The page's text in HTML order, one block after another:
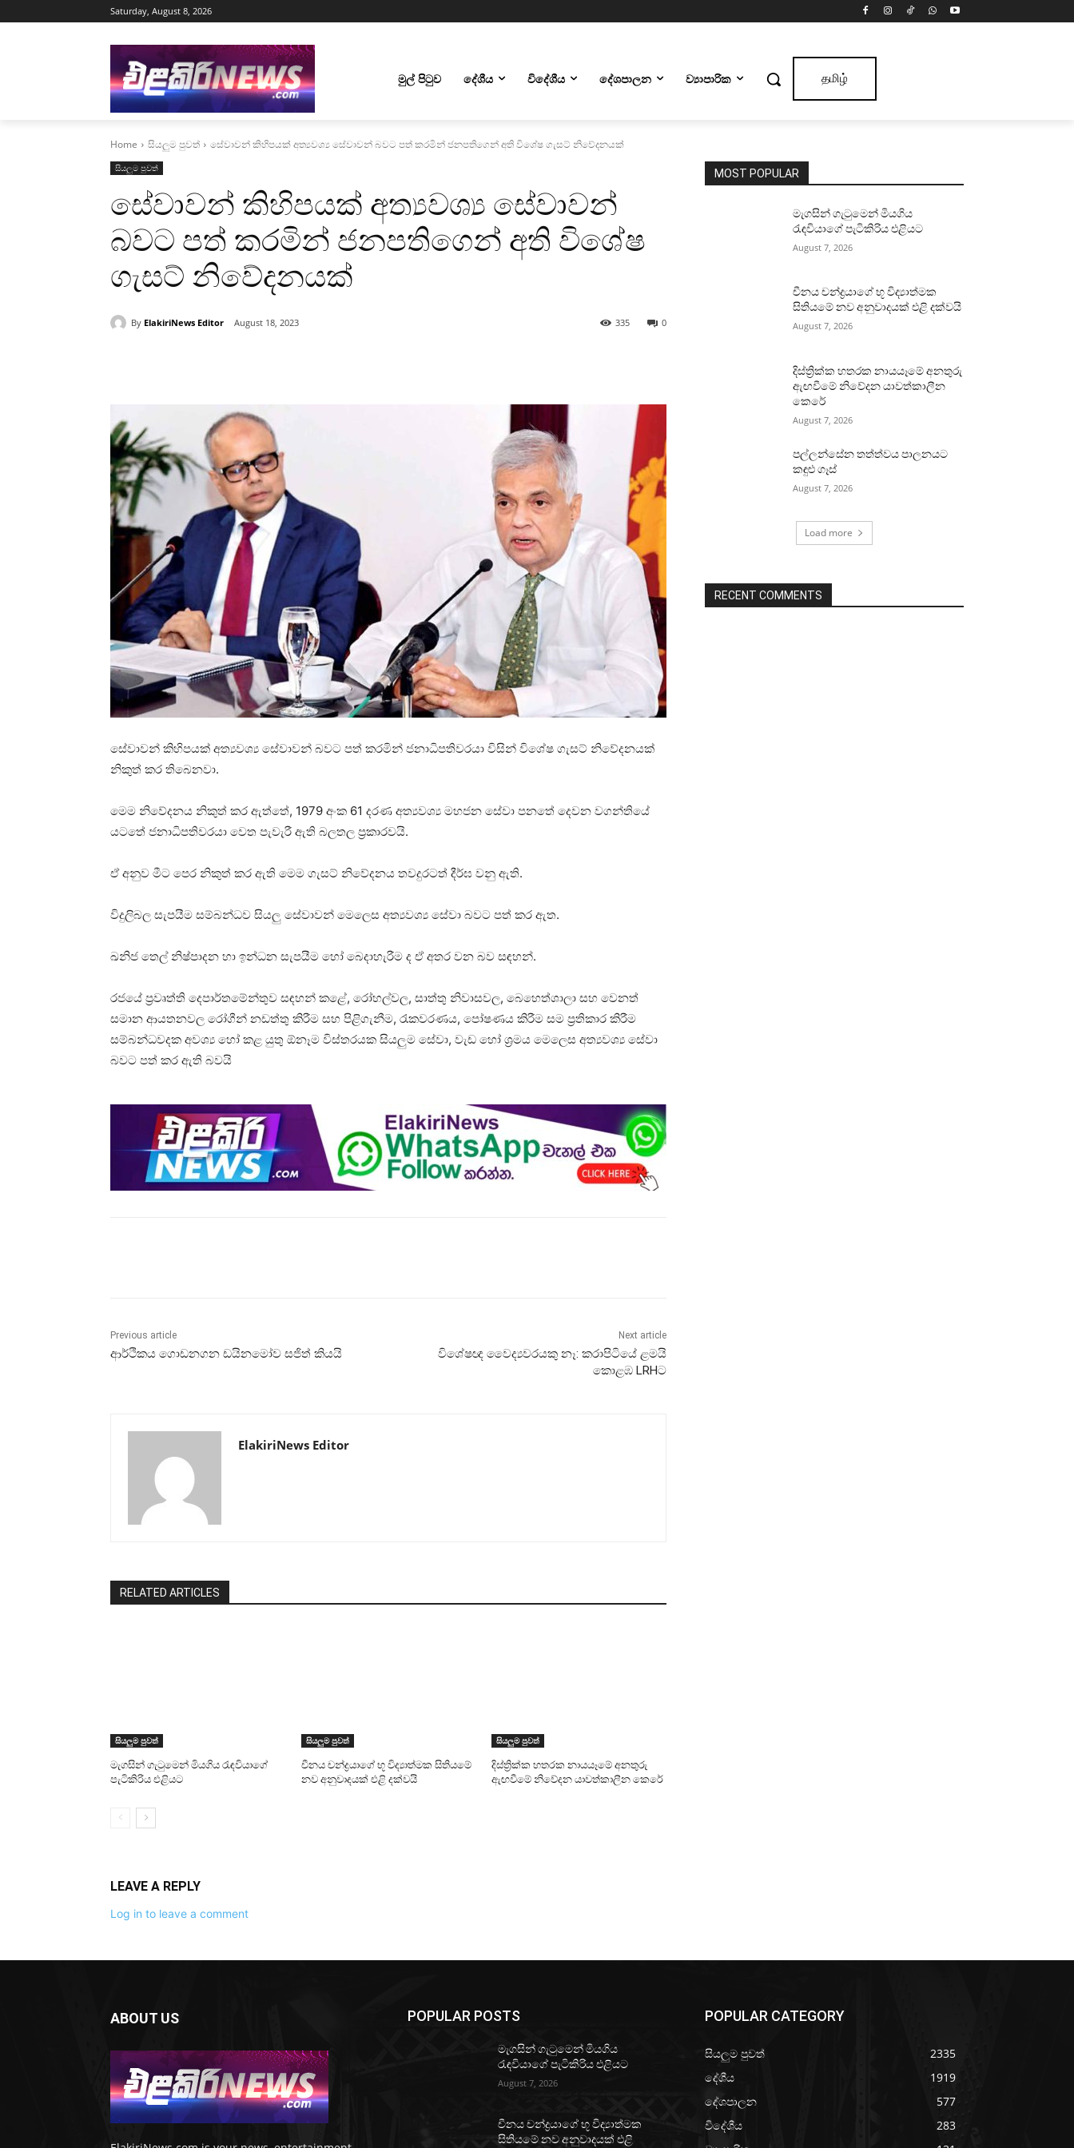
Saturday, August 8, 2026
මුල් පිටුව දේශීය විදේශීය දේශපාලන ව්‍යාපාරික தமிழ்
Home සියලුම පුවත් සේවාවන් කිහිපයක් අත්‍යවශ්‍ය සේවාවන් බවට පත් කරමින් ජනපතිගෙන් අති විශේෂ ගැසට් නිවේදනයක්
සියලුම පුවත්
සේවාවන් කිහිපයක් අත්‍යවශ්‍ය සේවාවන්
බවට පත් කරමින් ජනපතිගෙන් අති විශේෂ
ගැසට් නිවේදනයක්
By ElakiriNews Editor August 18, 2023 0
335
සේවාවන් කිහිපයක් අත්‍යවශ්‍ය සේවාවන් බවට පත් කරමින් ජනාධිපතිවරයා විසින් විශේෂ ගැසට් නිවේදනයක්
නිකුත් කර තිබෙනවා.
මෙම නිවේදනය නිකුත් කර ඇත්තේ, 1979 අංක 61 දරණ අත්‍යවශ්‍ය මහජන සේවා පනතේ දෙවන වගන්තියේ
යටතේ ජනාධිපතිවරයා වෙත පැවැරී ඇති බලතල ප්‍රකාරවයි.
ඒ අනුව මීට පෙර නිකුත් කර ඇති මෙම ගැසට් නිවේදනය තවදුරටත් දීර්ඝ වනු ඇති.
විදුලිබල සැපයීම සම්බන්ධව සියලු සේවාවන් මෙලෙස අත්‍යවශ්‍ය සේවා බවට පත් කර ඇත.
ඛනිජ තෙල් නිෂ්පාදන හා ඉන්ධන සැපයීම හෝ බෙදාහැරීම ද ඒ අතර වන බව සඳහන්.
රජයේ ප්‍රවෘත්ති දෙපාර්තමේන්තුව සඳහන් කළේ, රෝහල්වල, සාත්තු නිවාසවල, බෙහෙත්ශාලා සහ වෙනත්
සමාන ආයතනවල රෝගීන් නඩත්තු කිරීම සහ පිළිගැනීම, රැකවරණය, පෝෂණය කිරීම සම ප්‍රතිකාර කිරීම
සම්බන්ධවදක අවශ්‍ය හෝ කළ යුතු ඕනෑම විස්තරයක සියලුම සේවා, වැඩ හෝ ශ්‍රමය මෙලෙස අත්‍යවශ්‍ය සේවා
බවට පත් කර ඇති බවයි
Previous article
ආර්ථිකය ගොඩනගන ඩයිනමෝව සජිත් කියයි
Next article
විශේෂඥ වෛද්‍යවරයකු නෑ: කරාපිටියේ ළමයි
කොළඹ LRHට
ElakiriNews Editor
RELATED ARTICLES
සියලුම පුවත්
මැගසින් ගැටුමෙන් මියගිය රැඳවියාගේ
පැටිකිරිය එළියට
සියලුම පුවත්
චීනය චන්ද්‍රයාගේ භූ විද්‍යාත්මක සිතියමේ
නව අනුවාදයක් එළි දක්වයි
සියලුම පුවත්
දිස්ත්‍රික්ක හතරක නායයෑමේ අනතුරු
ඇඟවීමේ නිවේදන යාවත්කාලීන කෙරේ
LEAVE A REPLY
Log in to leave a comment
MOST POPULAR
මැගසින් ගැටුමෙන් මියගිය
රැඳවියාගේ පැටිකිරිය එළියට
August 7, 2026
චීනය චන්ද්‍රයාගේ භූ විද්‍යාත්මක
සිතියමේ නව අනුවාදයක් එළි දක්වයි
August 7, 2026
දිස්ත්‍රික්ක හතරක නායයෑමේ අනතුරු
ඇඟවීමේ නිවේදන යාවත්කාලීන
කෙරේ
August 7, 2026
පල්ලන්සේන තත්ත්වය පාලනයට
කඳුළු ගෑස්
August 7, 2026
Load more
RECENT COMMENTS
ABOUT US POPULAR POSTS
මැගසින් ගැටුමෙන් මියගිය
රැඳවියාගේ පැටිකිරිය එළියට
August 7, 2026
චීනය චන්ද්‍රයාගේ භූ විද්‍යාත්මක
සිතියමේ නව අනුවාදයක් එළි
POPULAR CATEGORY
සියලුම පුවත්
2335
දේශීය
1919
දේශපාලන
577
විදේශීය
283